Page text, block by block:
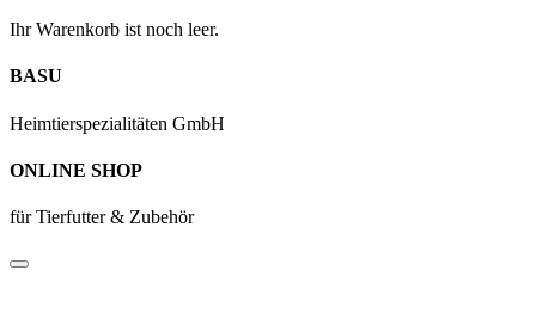
Ihr Warenkorb ist noch leer.
BASU
Heimtierspezialitäten GmbH
ONLINE SHOP
für Tierfutter & Zubehör